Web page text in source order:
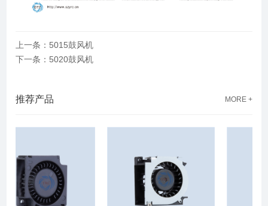
上一条：5015鼓风机
下一条：5020鼓风机
推荐产品 MORE +